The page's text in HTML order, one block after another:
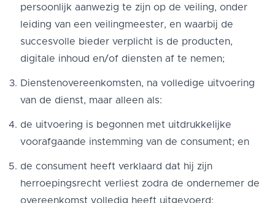
persoonlijk aanwezig te zijn op de veiling, onder
leiding van een veilingmeester, en waarbij de
succesvolle bieder verplicht is de producten,
digitale inhoud en/of diensten af te nemen;
Dienstenovereenkomsten, na volledige uitvoering
van de dienst, maar alleen als:
de uitvoering is begonnen met uitdrukkelijke
voorafgaande instemming van de consument; en
de consument heeft verklaard dat hij zijn
herroepingsrecht verliest zodra de ondernemer de
overeenkomst volledig heeft uitgevoerd;